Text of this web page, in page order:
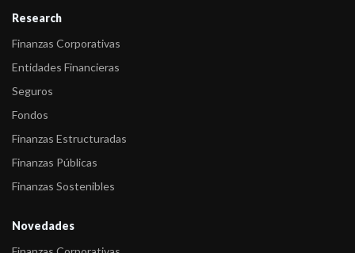
Research
Finanzas Corporativas
Entidades Financieras
Seguros
Fondos
Finanzas Estructuradas
Finanzas Públicas
Finanzas Sostenibles
Novedades